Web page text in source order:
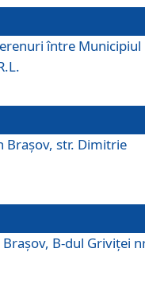
între Municipiul
Braşov, str. Dimitrie
B-dul Griviţei